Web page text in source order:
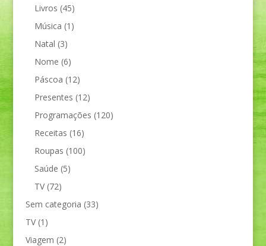
Livros (45)
Música (1)
Natal (3)
Nome (6)
Páscoa (12)
Presentes (12)
Programações (120)
Receitas (16)
Roupas (100)
Saúde (5)
TV(72)
Sem categoria (33)
TV(1)
Viagem (2)